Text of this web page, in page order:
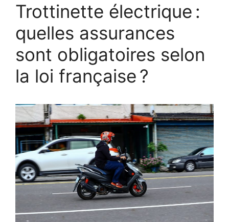
Trottinette électrique :
quelles assurances
sont obligatoires selon
la loi française ?